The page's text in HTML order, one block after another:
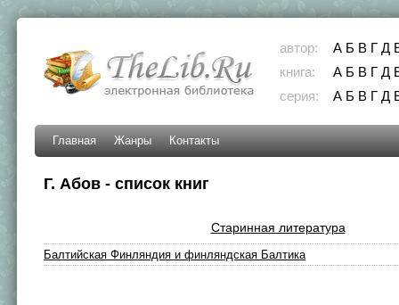
автор: А Б В Г Д
книга:
А Б В Г Д
серия:
А Б В Г Д
Главная Жанры Контакты
Г. Абов - список книг
Старинная литература
Балтийская Финляндия и финляндская Балтика